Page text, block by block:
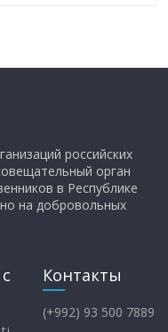
российских
орган
в Республике
на добровольных
Контакты
(+992) 93 500 7889